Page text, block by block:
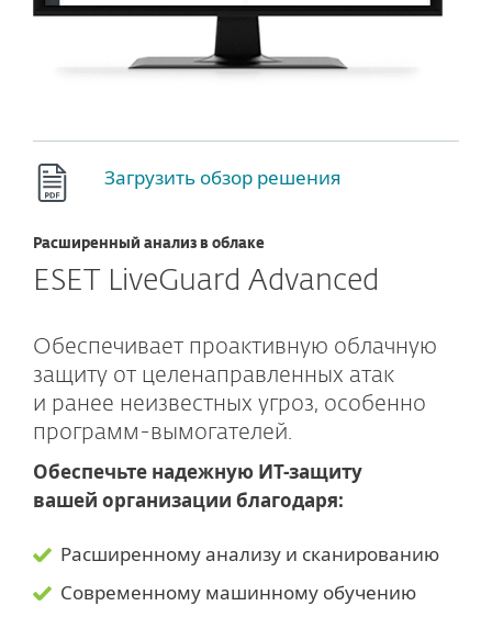
Загрузить обзор решения
Расширенный анализ в облаке
ESET LiveGuard Advanced
Обеспечивает проактивную облачную
защиту от целенаправленных атак
и ранее неизвестных угроз, особенно
программ-вымогателей.
Обеспечьте надежную ИТ-защиту
вашей организации благодаря:
Расширенному анализу и сканированию
Современному машинному обучению